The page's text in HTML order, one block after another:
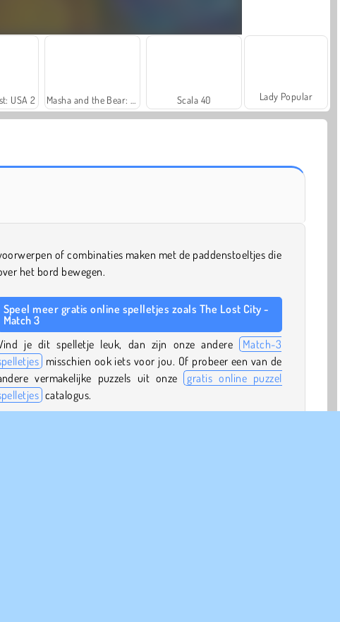
USA 2 Scala 40 Lady Popular
of combinaties maken met de paddenstoeltjes die
het bord bewegen.
Speel meer gratis online spelletjes zoals The Lost City -
Match 3
je dit spelletje leuk, dan zijn onze andere Match-3
misschien ook iets voor jou. Of probeer een van de
vermakelijke puzzels uit onze gratis online puzzel
catalogus.